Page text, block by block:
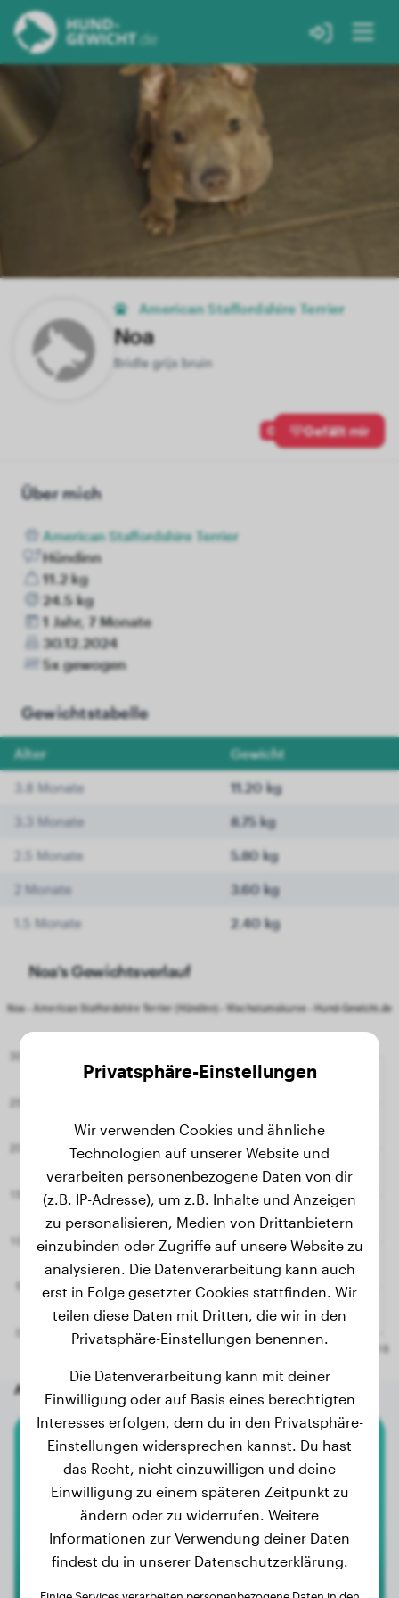
American Staffordshire Terrier
Noa
Bridle grijs bruin
0 Gefällt mir
Über mich
American Staffordshire Terrier
Hündinn
11.2 kg
24.5 kg
1 Jahr, 7 Monate
30.12.2024
5x gewogen
Gewichtstabelle
Alter Gewicht
3.8 Monate 11.20 kg
3.3 Monate 8.75 kg
2.5 Monate 5.80 kg
2 Monate 3.60 kg
1.5 Monate 2.40 kg
Noa's Gewichtsverlauf
Andere zufällige Hunde
American Staffordshire Terrier
Ellsa
Privatsphäre-Einstellungen
Wir verwenden Cookies und ähnliche
Technologien auf unserer Website und
verarbeiten personenbezogene Daten von dir
(z.B. IP-Adresse), um z.B. Inhalte und Anzeigen
zu personalisieren, Medien von Drittanbietern
einzubinden oder Zugriffe auf unsere Website zu
analysieren. Die Datenverarbeitung kann auch
erst in Folge gesetzter Cookies stattfinden. Wir
teilen diese Daten mit Dritten, die wir in den
Privatsphäre-Einstellungen benennen.
Die Datenverarbeitung kann mit deiner
Einwilligung oder auf Basis eines berechtigten
Interesses erfolgen, dem du in den Privatsphäre-
Einstellungen widersprechen kannst. Du hast
das Recht, nicht einzuwilligen und deine
Einwilligung zu einem späteren Zeitpunkt zu
ändern oder zu widerrufen. Weitere
Informationen zur Verwendung deiner Daten
findest du in unserer Datenschutzerklärung.